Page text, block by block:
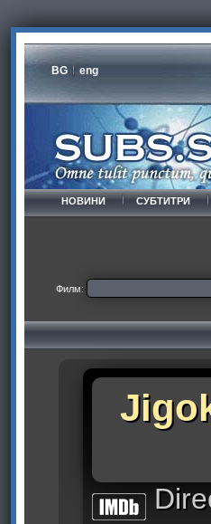
BG eng
НОВИНИ СУБТИТРИ
Филм: